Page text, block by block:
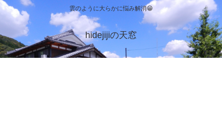
雲のように大らかに悩み解消😁
hidejijiの天窓